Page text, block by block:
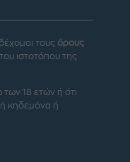
τους όρους
του ιστοτόπου της
18 ετών ή ότι
ή κηδεμόνα ή